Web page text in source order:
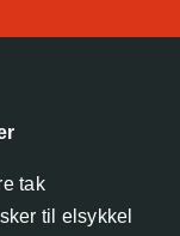
tak
til elsykkel